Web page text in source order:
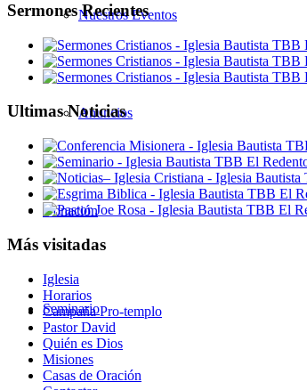
Nuestros Eventos
Anuncios
Donación
Seminario
Sermones Recientes
Ultimas Noticias
Más visitadas
Iglesia
Horarios
Campaña Pro-templo
Pastor David
Quién es Dios
Misiones
Casas de Oración